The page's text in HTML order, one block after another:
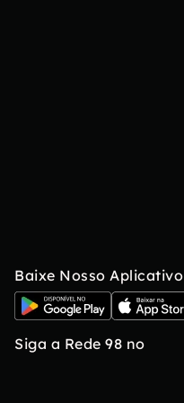
Baixe Nosso Aplicativo
Siga a Rede 98 no